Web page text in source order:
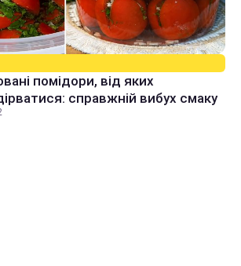
помідори, від яких
справжній вибух смаку